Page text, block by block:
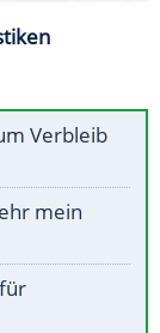
Verbleib
mein